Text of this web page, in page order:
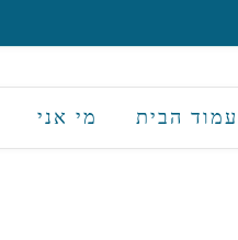
עמוד הבית מי אני